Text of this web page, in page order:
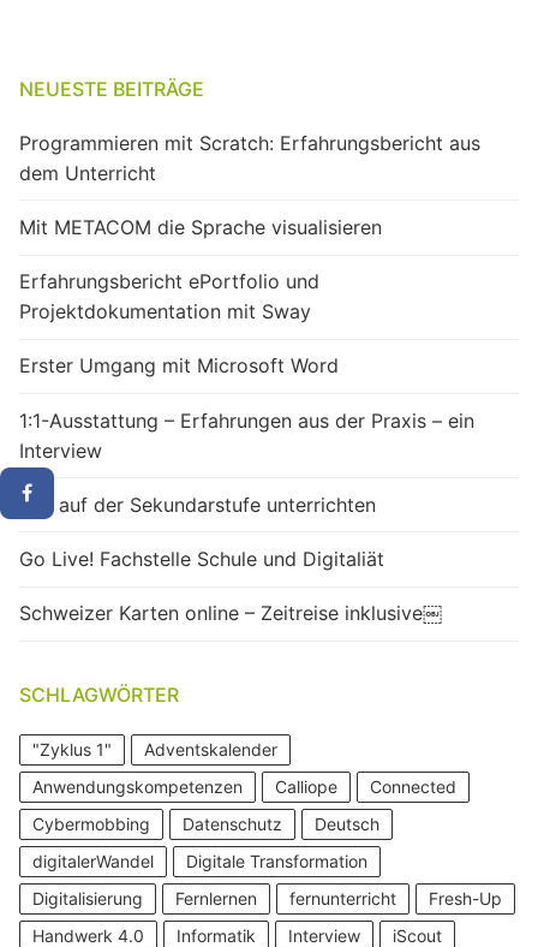
NEUESTE BEITRÄGE
Programmieren mit Scratch: Erfahrungsbericht aus
dem Unterricht
Mit METACOM die Sprache visualisieren
Erfahrungsbericht ePortfolio und
Projektdokumentation mit Sway
Erster Umgang mit Microsoft Word
1:1-Ausstattung – Erfahrungen aus der Praxis – ein
Interview
M&I auf der Sekundarstufe unterrichten
Go Live! Fachstelle Schule und Digitaliät
Schweizer Karten online – Zeitreise inklusive￼
SCHLAGWÖRTER
"Zyklus 1"
Adventskalender
Anwendungskompetenzen
Calliope
Connected
Cybermobbing
Datenschutz
Deutsch
digitalerWandel
Digitale Transformation
Digitalisierung
Fernlernen fernunterricht
Fresh-Up
Handwerk 4.0
Informatik Interview
iScout